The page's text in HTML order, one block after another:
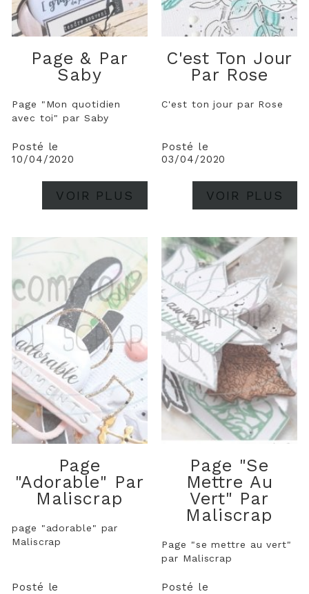
Page & Par
Saby
Page "Mon quotidien
avec toi" par Saby
Posté le
10/04/2020
VOIR PLUS
C'est Ton Jour
Par Rose
C'est ton jour par Rose
Posté le
03/04/2020
VOIR PLUS
Page
"adorable" Par
Maliscrap
page "adorable" par
Maliscrap
Posté le
Page "se
Mettre Au
Vert" Par
Maliscrap
Page "se mettre au vert"
par Maliscrap
Posté le